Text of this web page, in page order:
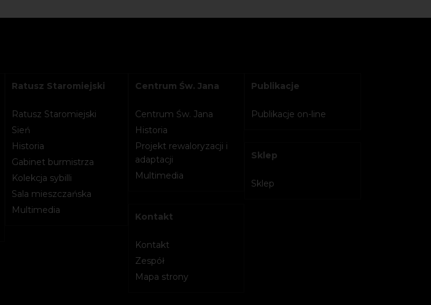
Ratusz Staromiejski
Ratusz Staromiejski
Sień
Historia
Gabinet burmistrza
Kolekcja sybilli
Sala mieszczańska
Multimedia
Centrum Św. Jana
Centrum Św. Jana
Historia
Projekt rewaloryzacji i
adaptacji
Multimedia
Kontakt
Kontakt
Zespół
Mapa strony
Publikacje
Publikacje on-line
Sklep
Sklep